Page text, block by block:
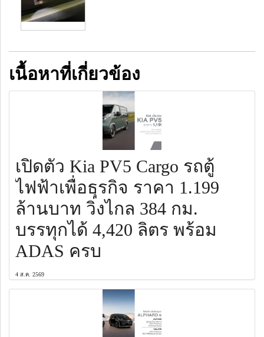
เนื้อหาที่เกี่ยวข้อง
เปิดตัว Kia PV5 Cargo รถตู้
ไฟฟ้าเพื่อธุรกิจ ราคา 1.199
ล้านบาท วิ่งไกล 384 กม.
บรรทุกได้ 4,420 ลิตร พร้อม
ADAS ครบ
4 ส.ค. 2569